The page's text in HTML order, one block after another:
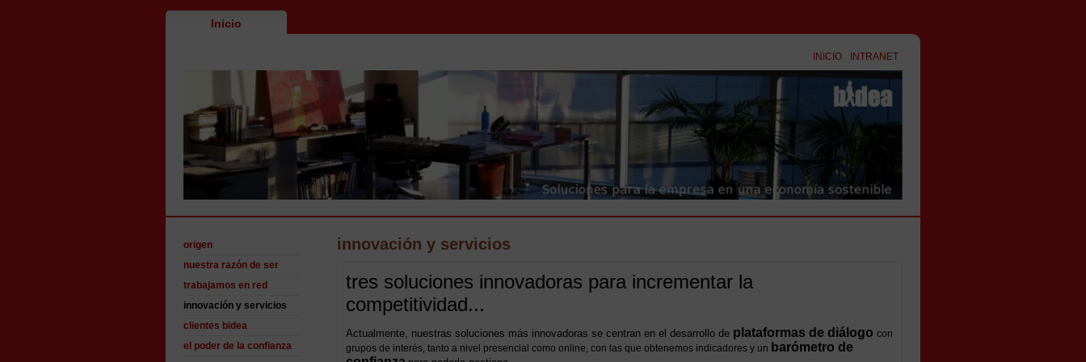
Inicio
INICIO INTRANET
origen
nuestra razón de ser
trabajamos en red
innovación y servicios
clientes bidea
el poder de la confianza
innovación y servicios
tres soluciones innovadoras para incrementar la
competitividad...
Actualmente, nuestras soluciones más innovadoras se centran en el desarrollo de plataformas de diálogo con
grupos de interés, tanto a nivel presencial como online, con las que obtenemos indicadores y un barómetro de